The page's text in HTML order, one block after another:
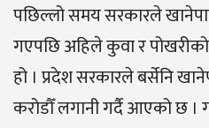
पछिल्लो समय सरकारले
गएपछि अहिले कुवा र पोखरीको
हो । प्रदेश सरकारले बर्सेनि
करोडौँ लगानी गर्दै आएको छ ।